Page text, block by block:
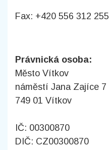
Fax: +420 556 312 255
Právnická osoba:
Město Vítkov
náměstí Jana Zajíce 7
749 01 Vítkov
IČ: 00300870
DIČ: CZ00300870